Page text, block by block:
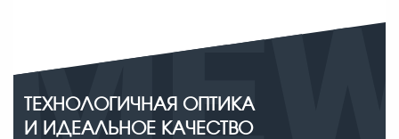
ТЕХНОЛОГИЧНАЯ ОПТИКА
И ИДЕАЛЬНОЕ КАЧЕСТВО